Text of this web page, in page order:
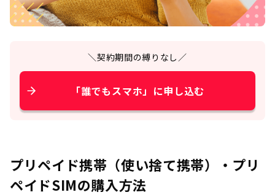
＼契約期間の縛りなし／
「誰でもスマホ」に申し込む
プリペイド携帯（使い捨て携帯）・プリ
ペイドSIMの購入方法